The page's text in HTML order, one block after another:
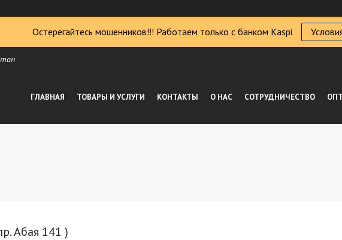
Остерегайтесь мошенников!!! Работаем только с банком Kaspi
ГЛАВНАЯ ТОВАРЫ И УСЛУГИ КОНТАКТЫ О НАС СОТРУДНИЧЕСТВО
Абая 141 )